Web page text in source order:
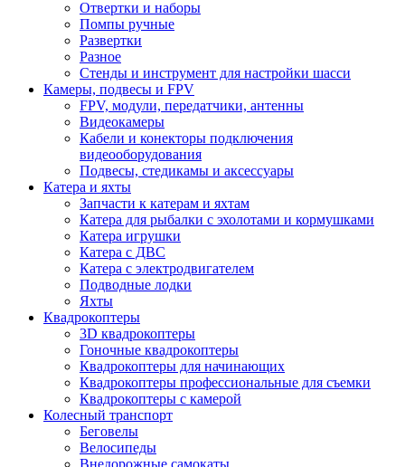
Отвертки и наборы
Помпы ручные
Развертки
Разное
Стенды и инструмент для настройки шасси
Камеры, подвесы и FPV
FPV, модули, передатчики, антенны
Видеокамеры
Кабели и конекторы подключения
видеооборудования
Подвесы, стедикамы и аксессуары
Катера и яхты
Запчасти к катерам и яхтам
Катера для рыбалки с эхолотами и кормушками
Катера игрушки
Катера с ДВС
Катера с электродвигателем
Подводные лодки
Яхты
Квадрокоптеры
3D квадрокоптеры
Гоночные квадрокоптеры
Квадрокоптеры для начинающих
Квадрокоптеры профессиональные для съемки
Квадрокоптеры с камерой
Колесный транспорт
Беговелы
Велосипеды
Внедорожные самокаты